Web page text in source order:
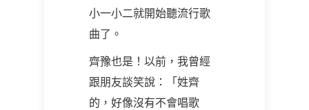
小一小二就開始聽流行歌
曲了。
齊豫也是！以前，我曾經
跟朋友談笑說：「姓齊
的，好像沒有不會唱歌